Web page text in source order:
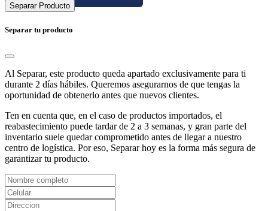
Separar Producto
Separar tu producto
Al Separar, este producto queda apartado exclusivamente para ti
durante 2 días hábiles. Queremos asegurarnos de que tengas la
oportunidad de obtenerlo antes que nuevos clientes.
Ten en cuenta que, en el caso de productos importados, el
reabastecimiento puede tardar de 2 a 3 semanas, y gran parte del
inventario suele quedar comprometido antes de llegar a nuestro
centro de logística. Por eso, Separar hoy es la forma más segura de
garantizar tu producto.